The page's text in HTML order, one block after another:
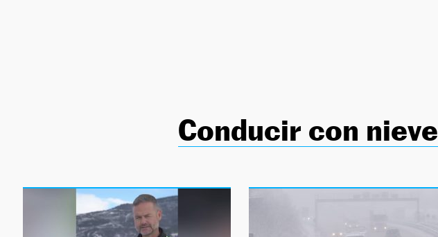
Conducir con nieve